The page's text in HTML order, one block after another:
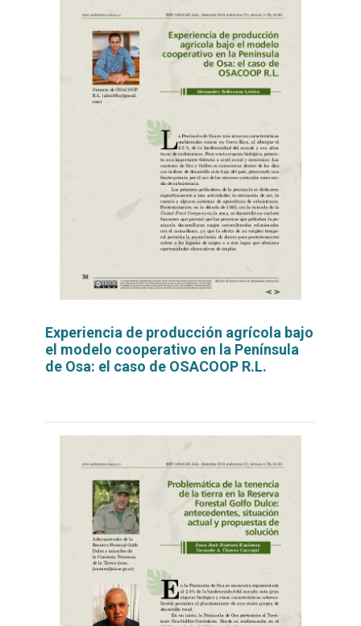
Experiencia de producción agrícola bajo
el modelo cooperativo en la Península
de Osa: el caso de OSACOOP R.L.